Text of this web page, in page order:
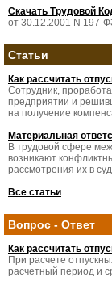
Скачать Трудовой
от 30.12.2001 N 197-
Статьи
Как рассчитать
Сотрудник,
предприятии и
на получение
Материальная
В трудовой сфере
возникают
рассмотрения их в
Все статьи
Вопрос - Ответ
Как рассчитать
При расчете
расчетный период и